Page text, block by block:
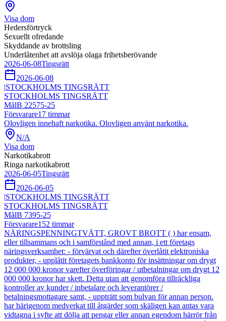
Visa dom
Hedersförtryck
Sexuellt ofredande
Skyddande av brottsling
Underlåtenhet att avslöja olaga frihetsberövande
2026-06-08Tingsrätt
2026-06-08
|STOCKHOLMS TINGSRÄTT
STOCKHOLMS TINGSRÄTT
MålB 22575-25
Försvarare17 timmar
Olovligen innehaft narkotika. Olovligen använt narkotika.
N/A
Visa dom
Narkotikabrott
Ringa narkotikabrott
2026-06-05Tingsrätt
2026-06-05
|STOCKHOLMS TINGSRÄTT
STOCKHOLMS TINGSRÄTT
MålB 7395-25
Försvarare152 timmar
NÄRINGSPENNINGTVÄTT, GROVT BROTT ( ) har ensam,
eller tillsammans och i samförstånd med annan, i ett företags
näringsverksamhet: - förvärvat och därefter överlåtit elektroniska
produkter, - upplåtit företagets bankkonto för insättningar om drygt
12 000 000 kronor varefter överföringar / utbetalningar om drygt 12
000 000 kronor har skett. Detta utan att genomföra tillräckliga
kontroller av kunder / inbetalare och leverantörer /
betalningsmottagare samt, - uppträtt som bulvan för annan person.
har härigenom medverkat till åtgärder som skäligen kan antas vara
vidtagna i syfte att dölja att pengar eller annan egendom härrör från